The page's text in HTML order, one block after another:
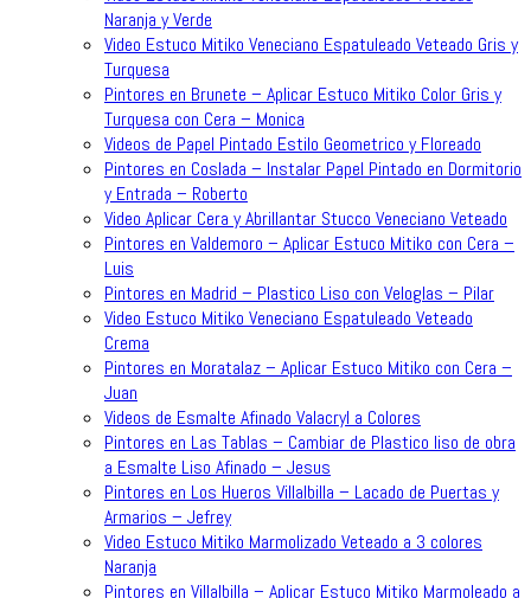
Naranja y Verde
Video Estuco Mitiko Veneciano Espatuleado Veteado Gris y
Turquesa
Pintores en Brunete – Aplicar Estuco Mitiko Color Gris y
Turquesa con Cera – Monica
Videos de Papel Pintado Estilo Geometrico y Floreado
Pintores en Coslada – Instalar Papel Pintado en Dormitorio
y Entrada – Roberto
Video Aplicar Cera y Abrillantar Stucco Veneciano Veteado
Pintores en Valdemoro – Aplicar Estuco Mitiko con Cera –
Luis
Pintores en Madrid – Plastico Liso con Veloglas – Pilar
Video Estuco Mitiko Veneciano Espatuleado Veteado
Crema
Pintores en Moratalaz – Aplicar Estuco Mitiko con Cera –
Juan
Videos de Esmalte Afinado Valacryl a Colores
Pintores en Las Tablas – Cambiar de Plastico liso de obra
a Esmalte Liso Afinado – Jesus
Pintores en Los Hueros Villalbilla – Lacado de Puertas y
Armarios – Jefrey
Video Estuco Mitiko Marmolizado Veteado a 3 colores
Naranja
Pintores en Villalbilla – Aplicar Estuco Mitiko Marmoleado a